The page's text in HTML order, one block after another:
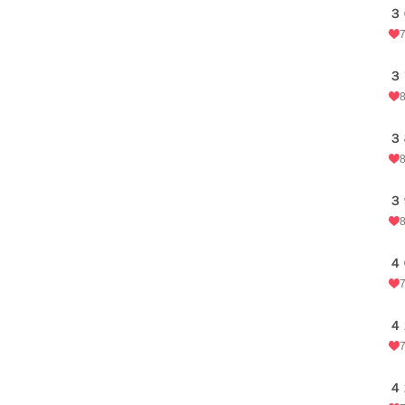
３
３
３
３
４
４
４